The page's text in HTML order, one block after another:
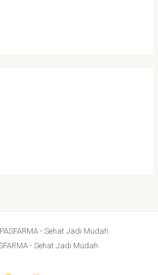
- Sehat Jadi Mudah
- Sehat Jadi Mudah